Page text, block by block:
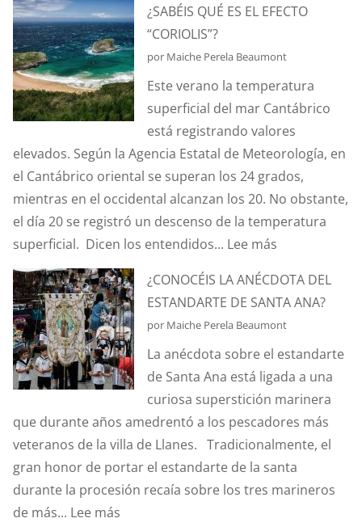
DE
Y
PILLERÍAS
PORTUARIAS
¿SABÉIS QUÉ ES EL EFECTO
“CORIOLIS”?
por Maiche Perela Beaumont
Este verano la temperatura
superficial del mar Cantábrico
está registrando valores
elevados. Según la Agencia Estatal de Meteorología, en
el Cantábrico oriental se superan los 24 grados,
mientras en el occidental alcanzan los 20. No obstante,
el día 20 se registró un descenso de la temperatura
superficial. Dicen los entendidos... Lee más:
QUÉ
ES
EL
EFECTO
“CORIOLIS”?
¿CONOCÉIS LA ANÉCDOTA DEL
ESTANDARTE DE SANTA ANA?
por Maiche Perela Beaumont
La anécdota sobre el estandarte
de Santa Ana está ligada a una
curiosa superstición marinera
que durante años amedrentó a los pescadores más
veteranos de la villa de Llanes. Tradicionalmente, el
gran honor de portar el estandarte de la santa
durante la procesión recaía sobre los tres marineros
de más... Lee más: